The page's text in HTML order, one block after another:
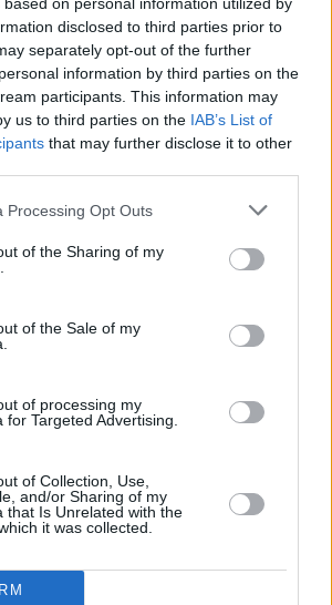
disclosed to third parties prior to
separately opt-out of the further
information by third parties on the
participants. This information may
us to third parties on the IAB’s List of
that may further disclose it to other
Processing Opt Outs
of the Sharing of my
of the Sale of my
of processing my
for Targeted Advertising.
of Collection, Use,
and/or Sharing of my
that Is Unrelated with the
it was collected.
7 416
(1,1%)
-243 31,5
7 508
(1,2%)
611 31,0
2 339
(0,4%)
-1 569 28,2
3 465
-8 605 27,6
wieku
życia Miasto / Wieś